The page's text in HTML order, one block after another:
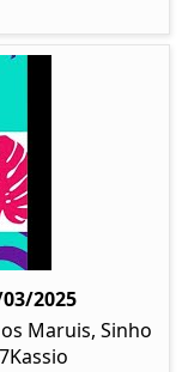
2025
Maruis, Sinho